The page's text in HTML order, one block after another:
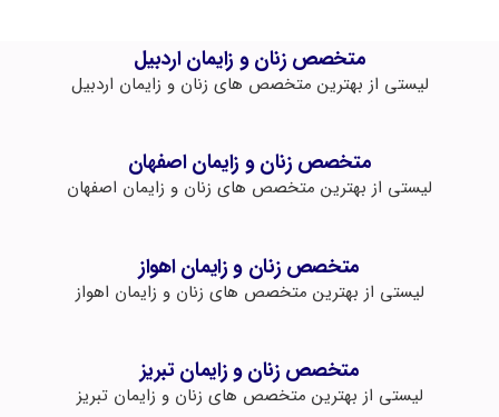
متخصص زنان و زایمان اردبیل
لیستی از بهترین متخصص های زنان و زایمان اردبیل
متخصص زنان و زایمان اصفهان
لیستی از بهترین متخصص های زنان و زایمان اصفهان
متخصص زنان و زایمان اهواز
لیستی از بهترین متخصص های زنان و زایمان اهواز
متخصص زنان و زایمان تبریز
لیستی از بهترین متخصص های زنان و زایمان تبریز